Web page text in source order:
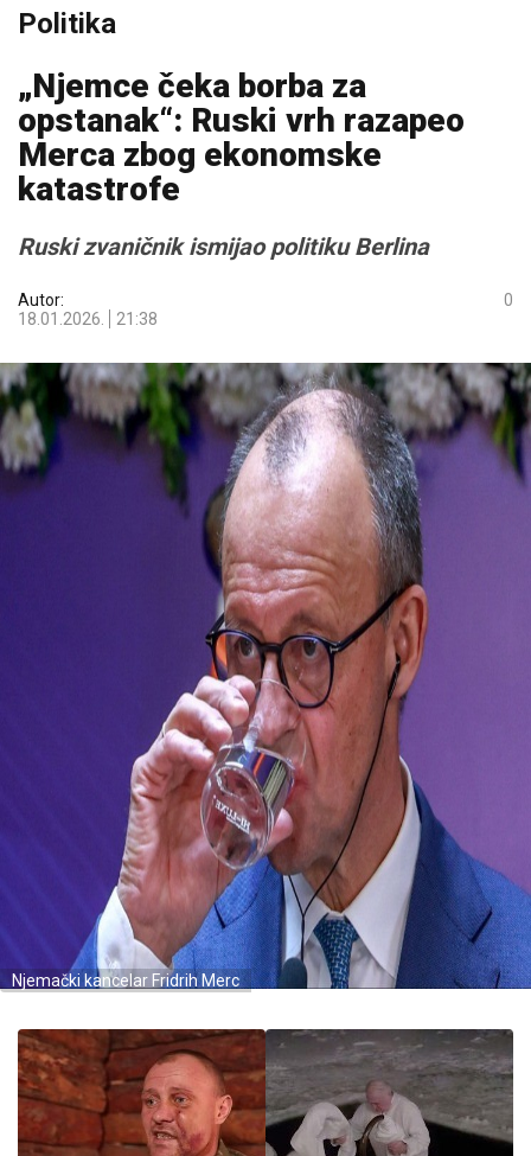
Politika
„Njemce čeka borba za
opstanak“: Ruski vrh razapeo
Merca zbog ekonomske
katastrofe
Ruski zvaničnik ismijao politiku Berlina
Autor:
18.01.2026.
21:38
0
Njemački kancelar Fridrih Merc